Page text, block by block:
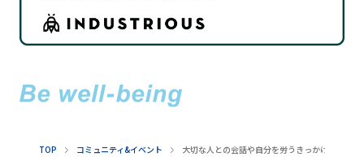
TOP コミュニティ&イベント 大切な人との会話や自分を労うきっかけに、お